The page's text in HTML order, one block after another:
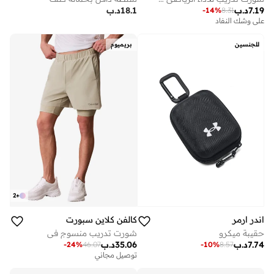
د.ب7.19
8.31
-14%
على وشك النفاد
د.ب18.1
للجنسين
اندر ارمر
حقيبة ميكرو
د.ب7.74
8.57
-10%
بريميوم
+
2
كالفن كلاين سبورت
شورت تدريب منسوج في
د.ب35.06
46.07
-24%
توصيل مجاني